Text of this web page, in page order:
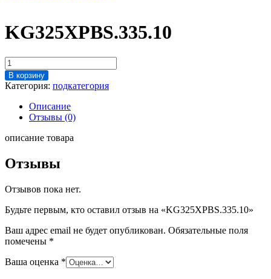
KG325XPBS.335.10
Количество
товара
KG325XPBS.335.10
В корзину
Категория: подкатегория
Описание
Отзывы (0)
описание товара
Отзывы
Отзывов пока нет.
Будьте первым, кто оставил отзыв на «KG325XPBS.335.10»
Ваш адрес email не будет опубликован. Обязательные поля
помечены *
Ваша оценка *